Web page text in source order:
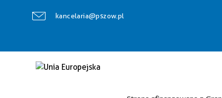
kancelaria@pszow.pl